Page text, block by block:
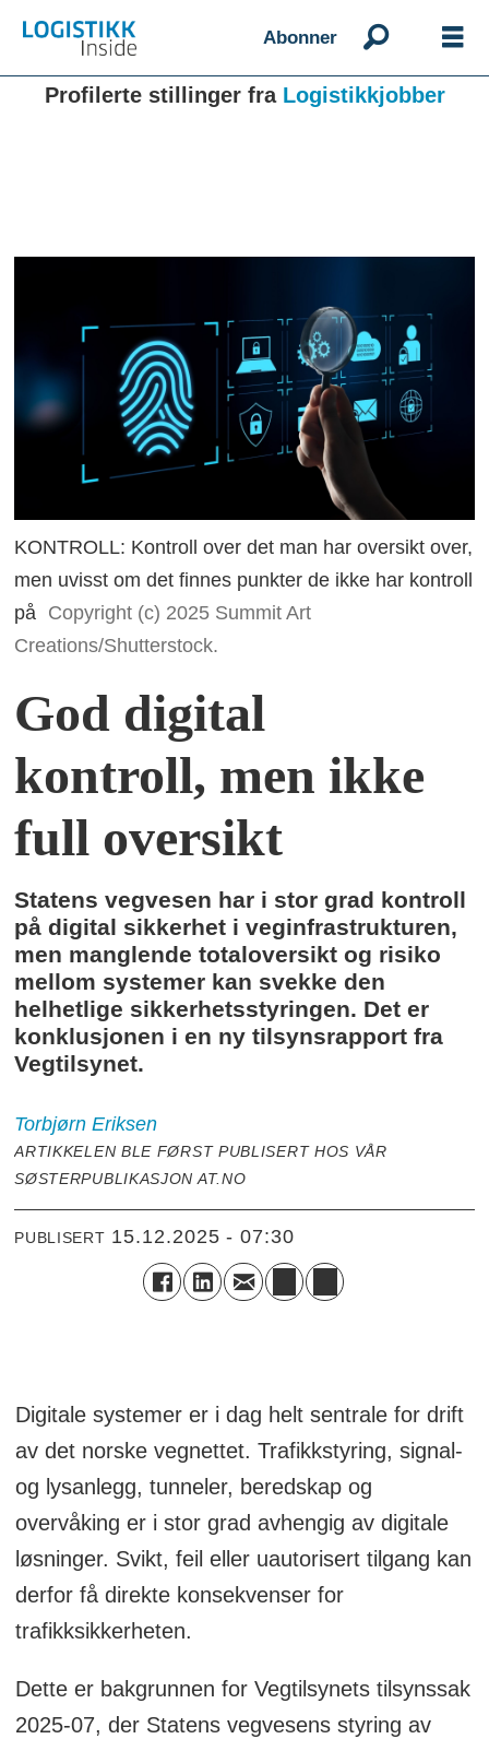
Abonner
Profilerte stillinger fra Logistikkjobber
KONTROLL: Kontroll over det man har oversikt over,
men uvisst om det finnes punkter de ikke har kontroll
på
Copyright (c) 2025 Summit Art
Creations/Shutterstock.
God digital
kontroll, men ikke
full oversikt
Statens vegvesen har i stor grad kontroll
på digital sikkerhet i veginfrastrukturen,
men manglende totaloversikt og risiko
mellom systemer kan svekke den
helhetlige sikkerhetsstyringen. Det er
konklusjonen i en ny tilsynsrapport fra
Vegtilsynet.
Torbjørn Eriksen
ARTIKKELEN BLE FØRST PUBLISERT HOS VÅR
SØSTERPUBLIKASJON AT.NO
PUBLISERT 15.12.2025 - 07:30
Digitale systemer er i dag helt sentrale for drift
av det norske vegnettet. Trafikkstyring, signal-
og lysanlegg, tunneler, beredskap og
overvåking er i stor grad avhengig av digitale
løsninger. Svikt, feil eller uautorisert tilgang kan
derfor få direkte konsekvenser for
trafikksikkerheten.
Dette er bakgrunnen for Vegtilsynets tilsynssak
2025‑07, der Statens vegvesens styring av